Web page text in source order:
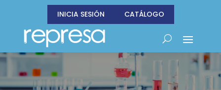
INICIA SESIÓN CATÁLOGO